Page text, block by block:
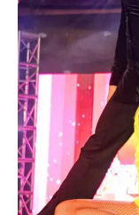
Glosario
Tienda
TuneTempo
+ Añadir evento